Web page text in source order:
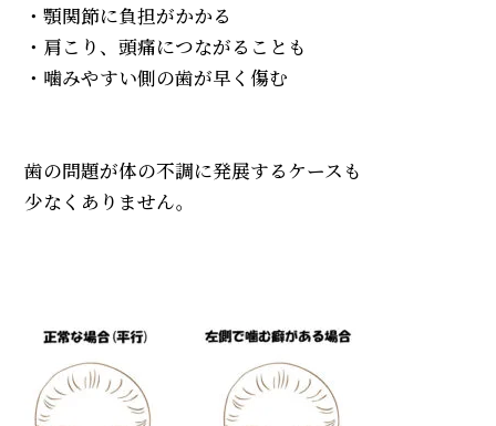
・顎関節に負担がかかる
・肩こり、頭痛につながることも
・噛みやすい側の歯が早く傷む
歯の問題が体の不調に発展するケースも
少なくありません。